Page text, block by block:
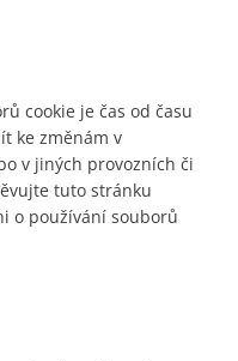
cookie je čas od času
ke změnám v
v jiných provozních či
tuto stránku
o používání souborů